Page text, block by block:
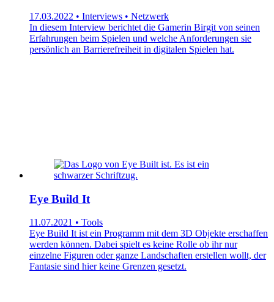
17.03.2022 • Interviews • Netzwerk
In diesem Interview berichtet die Gamerin Birgit von seinen
Erfahrungen beim Spielen und welche Anforderungen sie
persönlich an Barrierefreiheit in digitalen Spielen hat.
Eye Build It
11.07.2021 • Tools
Eye Build It ist ein Programm mit dem 3D Objekte erschaffen
werden können. Dabei spielt es keine Rolle ob ihr nur
einzelne Figuren oder ganze Landschaften erstellen wollt, der
Fantasie sind hier keine Grenzen gesetzt.